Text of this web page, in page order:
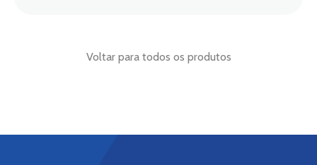
Voltar para todos os produtos